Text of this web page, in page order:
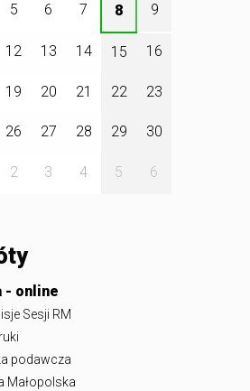
5 6 7 8 9
12 13 14 15 16
19 20 21 22 23
26 27 28 29 30
2 3 4 5 6
- online
Sesji RM
podawcza
Małopolska